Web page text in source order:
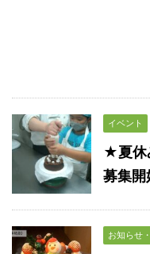
イベント
★夏休
募集開
お知らせ